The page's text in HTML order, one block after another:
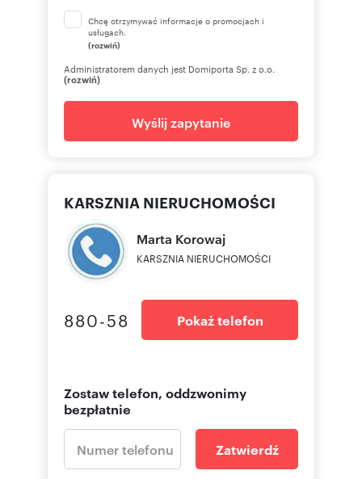
Chcę otrzymywać informacje o promocjach i
usługach.
(rozwiń)
Administratorem danych jest Domiporta Sp. z o.o.
(rozwiń)
Wyślij zapytanie
KARSZNIA NIERUCHOMOŚCI
Marta Korowaj
KARSZNIA NIERUCHOMOŚCI
880-58 Pokaż telefon
Zostaw telefon, oddzwonimy
bezpłatnie
Zatwierdź